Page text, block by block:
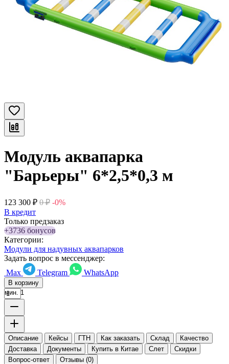
Модуль аквапарка
"Барьеры" 6*2,5*0,3 м
123 300 ₽ 0 ₽ -0%
В кредит
Только предзаказ
+3736 бонусов
Категории:
Модули для надувных аквапарков
Задать вопрос в мессенджер:
Max
Telegram WhatsApp
В корзину
мин. 1
Описание Кейсы ГТН Как заказать Склад
Качество
Доставка
Документы Купить в Китае Слет
Скидки
Вопрос-ответ
Отзывы (0)